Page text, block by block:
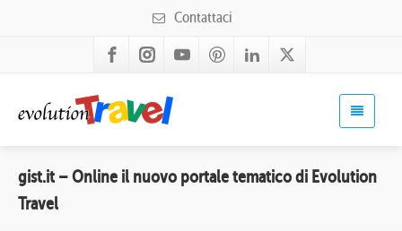
Contattaci
gist.it – Online il nuovo portale tematico di Evolution
Travel